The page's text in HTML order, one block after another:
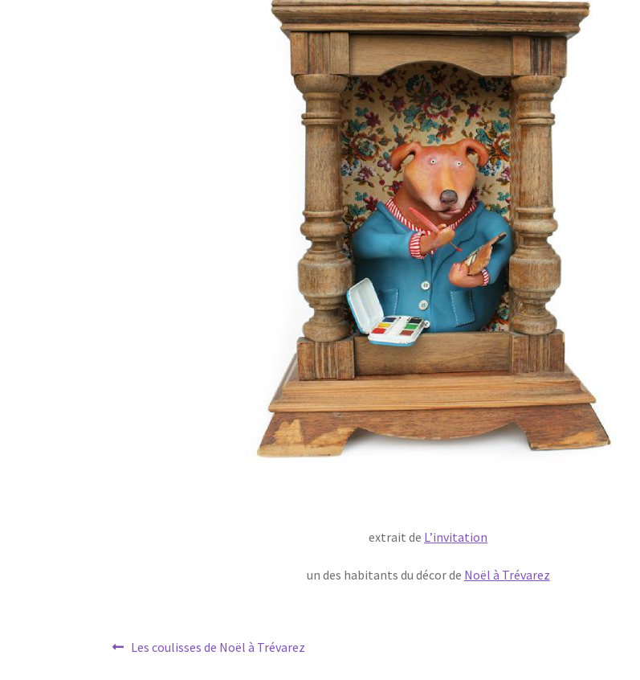
extrait de L’invitation
un des habitants du décor de Noël à Trévarez
Navigation
Article
Les coulisses de Noël à Trévarez